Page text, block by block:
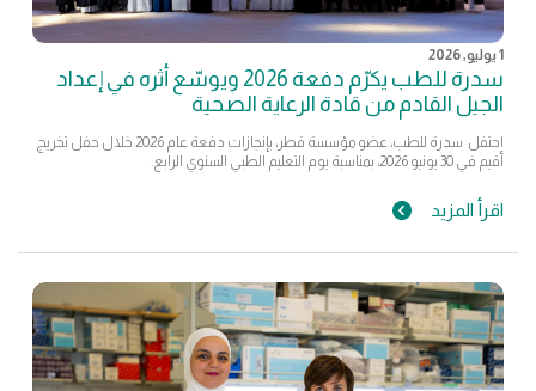
1 يوليو, 2026
سدرة للطب يكرّم دفعة 2026 ويوسّع أثره في إعداد
الجيل القادم من قادة الرعاية الصحية
احتفل سدرة للطب، عضو مؤسسة قطر، بإنجازات دفعة عام 2026 خلال حفل تخريج
أقيم في 30 يونيو 2026، بمناسبة يوم التعليم الطبي السنوي الرابع.
اقرأ المزيد